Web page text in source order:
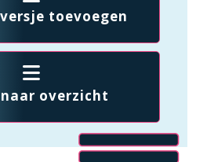
toevoegen
overzicht